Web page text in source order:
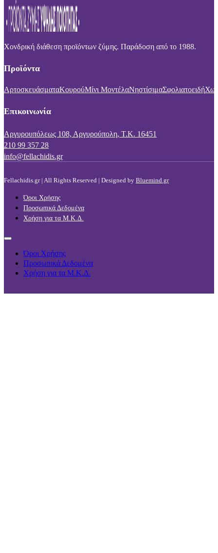
Χονδρική διάθεση προϊόντων ζύμης. Παράδοση από το 1988.
Προϊόντα
ΑρτοσκευάσματαΚουρούΜίνι ΜοντέλαΝηστίσιμαΣφολιατοειδή
Επικοινωνία
Αργυρουπόλεως 108, Αργυρούπολη, Τ.Κ. 16451
210 99 357 28
info@fellachidis.gr
Fellachidis.gr | All Rights Reserved | Designed by Bluemind.gr
Όροι Χρήσης
Προσωπικά Δεδομένα
Χρήση για τα Μ.Κ.Δ.
Όροι Χρήσης
Προσωπικά Δεδομένα
Χρήση για τα Μ.Κ.Δ.